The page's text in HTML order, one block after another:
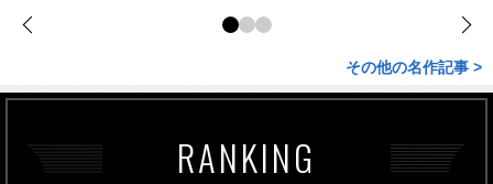
その他の名作記事 >
RANKING